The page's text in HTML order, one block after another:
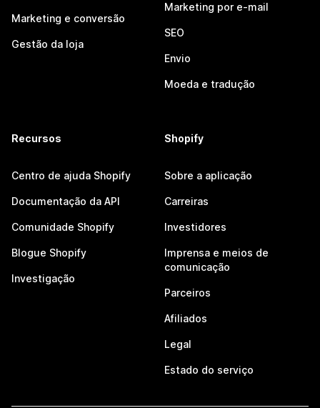
Marketing e conversão
Gestão da loja
Marketing por e-mail
SEO
Envio
Moeda e tradução
Recursos
Centro de ajuda Shopify
Documentação da API
Comunidade Shopify
Blogue Shopify
Investigação
Shopify
Sobre a aplicação
Carreiras
Investidores
Imprensa e meios de
comunicação
Parceiros
Afiliados
Legal
Estado do serviço